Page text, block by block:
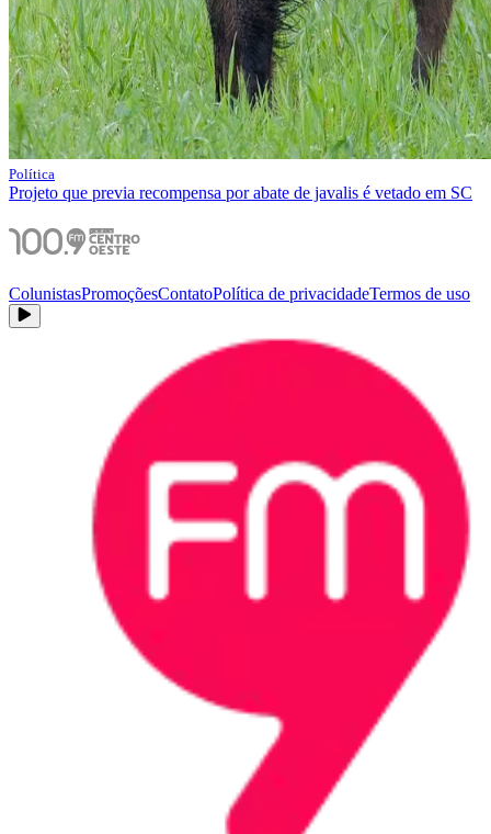
Política
Projeto que previa recompensa por abate de javalis é vetado em SC
ColunistasPromoçõesContatoPolítica de privacidadeTermos de uso